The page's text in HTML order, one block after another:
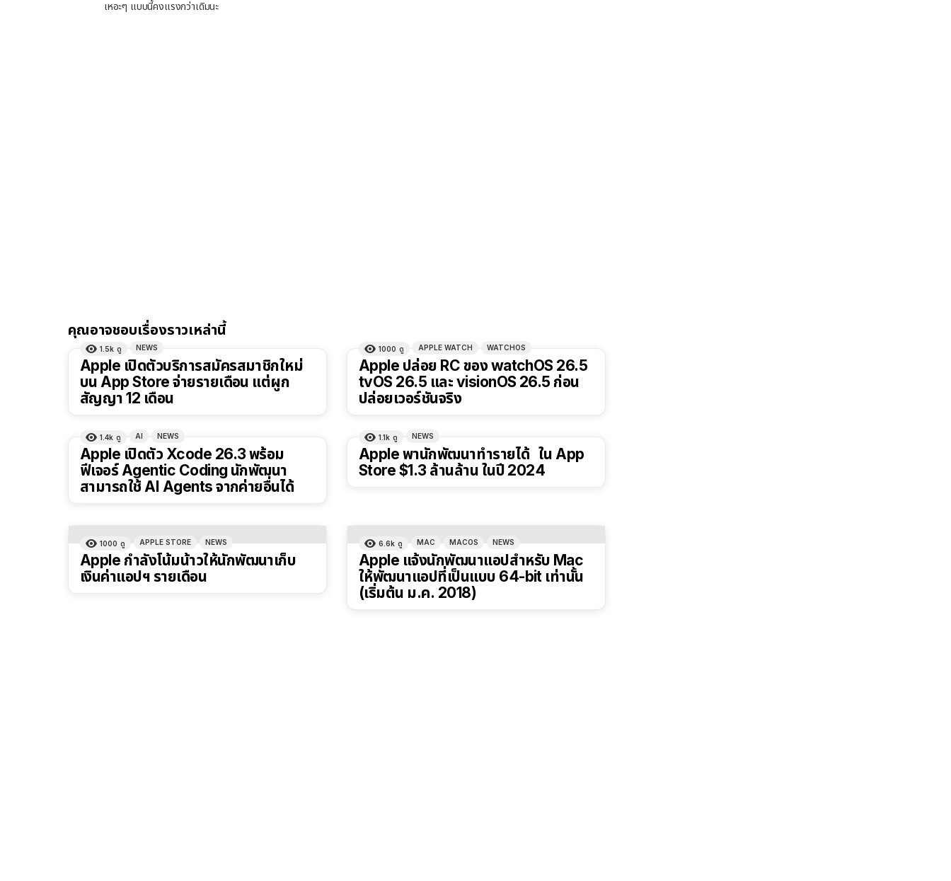
เหอะๆ แบบนี้คงแรงกว่าเดิมนะ
คุณอาจชอบเรื่องราวเหล่านี้
1.5k ดู NEWS
Apple เปิดตัวบริการสมัครสมาชิกใหม่
บน App Store จ่ายรายเดือน แต่ผูก
สัญญา 12 เดือน
1000 ดู APPLE WATCH WATCHOS
Apple ปล่อย RC ของ watchOS 26.5
tvOS 26.5 และ visionOS 26.5 ก่อน
ปล่อยเวอร์ชันจริง
1.4k ดู AI NEWS
Apple เปิดตัว Xcode 26.3 พร้อม
ฟีเจอร์ Agentic Coding นักพัฒนา
สามารถใช้ AI Agents จากค่ายอื่นได้
1.1k ดู NEWS
Apple พานักพัฒนาทำรายได้ ใน App
Store $1.3 ล้านล้าน ในปี 2024
1000 ดู APPLE STORE NEWS
Apple กำลังโน้มน้าวให้นักพัฒนาเก็บ
เงินค่าแอปฯ รายเดือน
6.6k ดู MAC MACOS NEWS
Apple แจ้งนักพัฒนาแอปสำหรับ Mac
ให้พัฒนาแอปที่เป็นแบบ 64-bit เท่านั้น
(เริ่มต้น ม.ค. 2018)